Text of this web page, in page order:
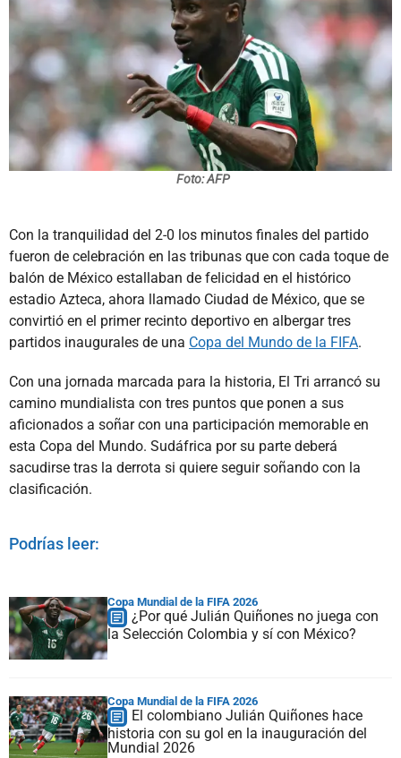
Foto: AFP
Con la tranquilidad del 2-0 los minutos finales del partido
fueron de celebración en las tribunas que con cada toque de
balón de México estallaban de felicidad en el histórico
estadio Azteca, ahora llamado Ciudad de México, que se
convirtió en el primer recinto deportivo en albergar tres
partidos inaugurales de una Copa del Mundo de la FIFA.
Con una jornada marcada para la historia, El Tri arrancó su
camino mundialista con tres puntos que ponen a sus
aficionados a soñar con una participación memorable en
esta Copa del Mundo. Sudáfrica por su parte deberá
sacudirse tras la derrota si quiere seguir soñando con la
clasificación.
Podrías leer:
Copa Mundial de la FIFA 2026
¿Por qué Julián Quiñones no juega con
la Selección Colombia y sí con México?
Copa Mundial de la FIFA 2026
El colombiano Julián Quiñones hace
historia con su gol en la inauguración del
Mundial 2026